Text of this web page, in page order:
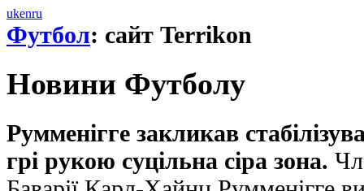
ukenru
Футбол: сайт Terrikon
Новини Футболу
Румменігге закликав
грі рукою суцільна сіра зона.